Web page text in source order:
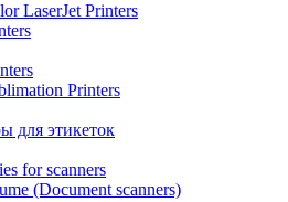
LaserJet Printers
Printers
для этикеток
for scanners
(Document scanners)